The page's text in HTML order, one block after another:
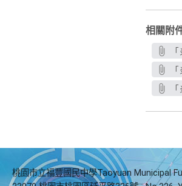
相關附
桃園市立福豐國民中學Taoyuan Municipal